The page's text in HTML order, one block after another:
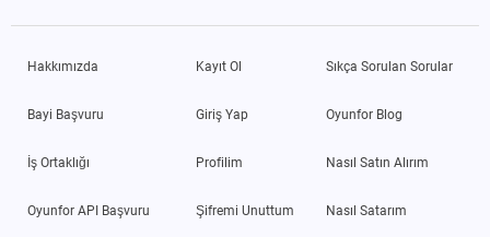
Hakkımızda
Bayi Başvuru
İş Ortaklığı
Oyunfor API Başvuru
Kayıt Ol
Giriş Yap
Profilim
Şifremi Unuttum
Sıkça Sorulan Sorular
Oyunfor Blog
Nasıl Satın Alırım
Nasıl Satarım